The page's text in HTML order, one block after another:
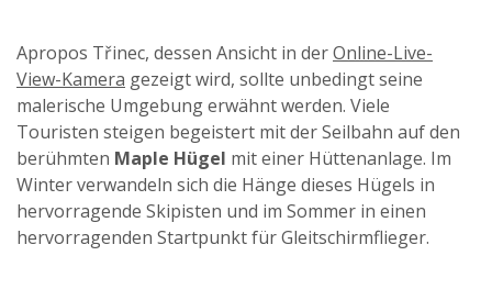
Apropos Třinec, dessen Ansicht in derOnline-Live-
View-Kamera gezeigt wird, sollte unbedingt seine
malerische Umgebung erwähnt werden. Viele
Touristen steigen begeistert mit der Seilbahn auf den
berühmten Maple Hügel mit einer Hüttenanlage. Im
Winter verwandeln sich die Hänge dieses Hügels in
hervorragende Skipisten und im Sommer in einen
hervorragenden Startpunkt für Gleitschirmflieger.